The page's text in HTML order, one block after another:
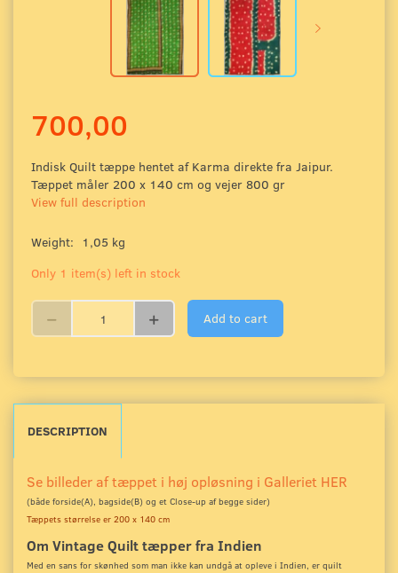
700,00
Indisk Quilt tæppe hentet af Karma direkte fra Jaipur.
Tæppet måler 200 x 140 cm og vejer 800 gr
View full description
Weight:
1,05 kg
Only 1 item(s) left in stock
Add to cart
DESCRIPTION
Se billeder af tæppet i høj opløsning i Galleriet HER
(både forside(A), bagside(B) og et Close-up af begge sider)
Tæppets størrelse er 200 x 140 cm
Om Vintage Quilt tæpper fra Indien
Med en sans for skønhed som man ikke kan undgå at opleve i Indien, er quilt